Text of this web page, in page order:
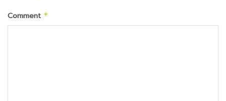
Comment *